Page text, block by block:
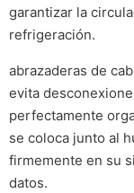
garantizar la
refrigeración.
abrazaderas de
evita
perfectamente
se coloca junto al
firmemente en su
datos.